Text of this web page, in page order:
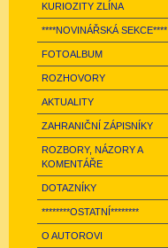
KURIOZITY ZLÍNA
****NOVINÁŘSKÁ SEKCE****
FOTOALBUM
ROZHOVORY
AKTUALITY
ZAHRANIČNÍ ZÁPISNÍKY
ROZBORY, NÁZORY A
KOMENTÁŘE
DOTAZNÍKY
********OSTATNÍ********
O AUTOROVI